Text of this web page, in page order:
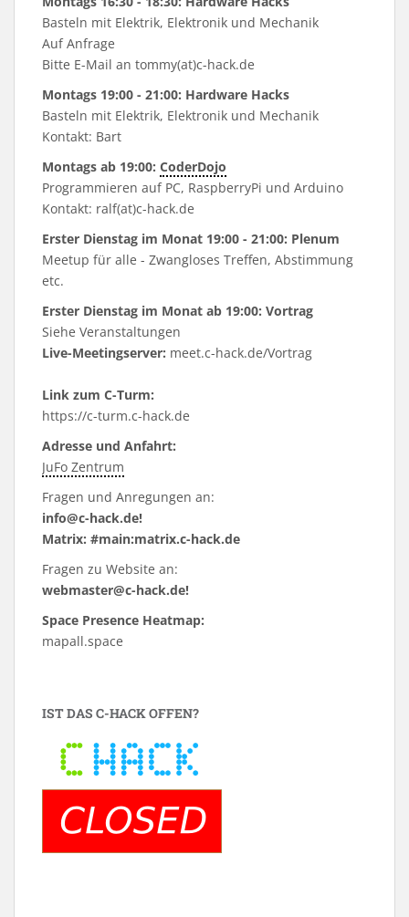
Basteln mit Elektrik, Elektronik und Mechanik
Auf Anfrage
Bitte E-Mail an tommy(at)c-hack.de
Montags 19:00 - 21:00: Hardware Hacks
Basteln mit Elektrik, Elektronik und Mechanik
Kontakt: Bart
Montags ab 19:00: CoderDojo
Programmieren auf PC, RaspberryPi und Arduino
Kontakt: ralf(at)c-hack.de
Erster Dienstag im Monat 19:00 - 21:00: Plenum
Meetup für alle - Zwangloses Treffen, Abstimmung
etc.
Erster Dienstag im Monat ab 19:00: Vortrag
Siehe Veranstaltungen
Live-Meetingserver: meet.c-hack.de/Vortrag
Link zum C-Turm:
https://c-turm.c-hack.de
Adresse und Anfahrt:
JuFo Zentrum
Fragen und Anregungen an:
info@c-hack.de!
Matrix: #main:matrix.c-hack.de
Fragen zu Website an:
webmaster@c-hack.de!
Space Presence Heatmap:
mapall.space
IST DAS C-HACK OFFEN?